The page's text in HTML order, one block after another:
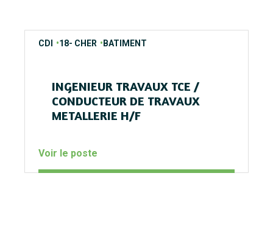
contrats
CDI
regions18- CHER
secteurs BATIMENT
INGENIEUR TRAVAUX TCE /
CONDUCTEUR DE TRAVAUX
METALLERIE H/F
Voir le poste